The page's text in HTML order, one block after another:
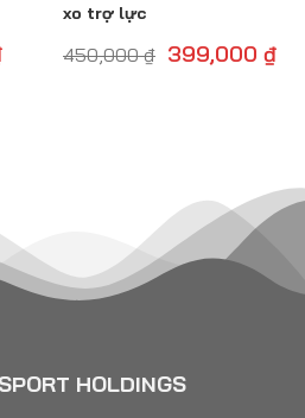
xo trợ lực
450,000₫ 399,000 ₫
HOLDINGS